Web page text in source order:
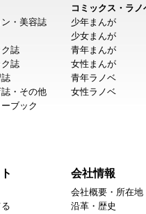
・美容誌
誌
誌
誌
・その他
ブック
コミックス・ラノ
少年まんが
少女まんが
青年まんが
女性まんが
青年ラノベ
女性ラノベ
会社情報
会社概要・所在地
沿革・歴史